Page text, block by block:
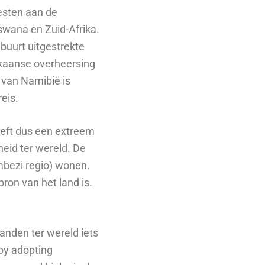
aan de
en Zuid-Afrika.
uitgestrekte
overheersing
Namibië is
dus een extreem
ter wereld. De
regio) wonen.
van het land is.
ter wereld iets
adopting